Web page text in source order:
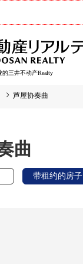
三井不动产Realty
芦屋协奏曲
曲
带租约的房子